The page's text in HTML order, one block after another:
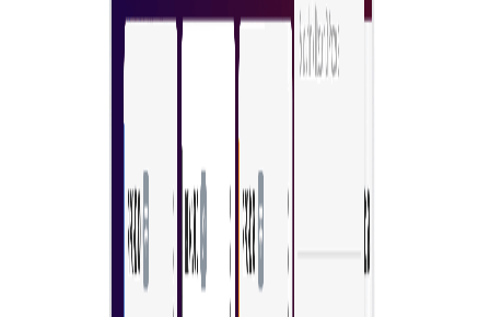
ประสบการณ์ที่ราบรื่นสำหรับอีคอมเมิร์ซ
การซื้อที่เรียบง่ายลดความซับซ้อนและเวลา
เข้าร่วมเครือข่ายทันที
ความสามารถด้านโซร์ซซิ่งที่ขับเคลื่อนการตัดสินใจซื้อที่ดีขึ้น